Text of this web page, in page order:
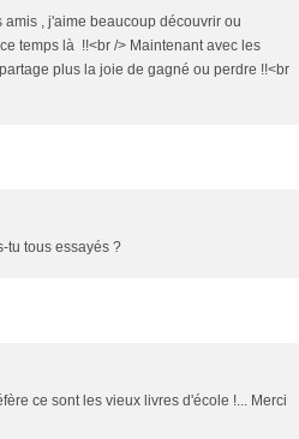
, j'aime beaucoup découvrir ou
temps là !!<br /> Maintenant avec les
plus la joie de gagné ou perdre !!<br
tu tous essayés ?
ce sont les vieux livres d'école !... Merci